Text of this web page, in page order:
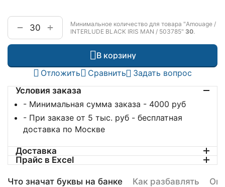
+
−
Минимальное количество для товара "Amouage /
INTERLUDE BLACK IRIS MAN / 503785" 30.
В корзину
Отложить
Сравнить
Задать вопрос
Условия заказа
- Минимальная сумма заказа - 4000 руб
- При заказе от 5 тыс. руб - бесплатная
доставка по Москве
Доставка
Прайс в Excel
Что значат буквы на банке Как разбавлять